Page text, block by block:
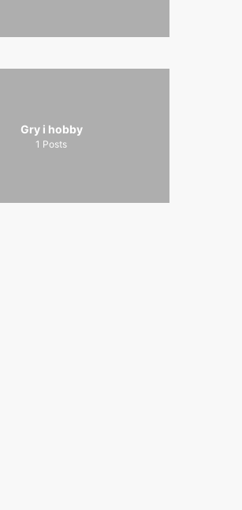
Gry i hobby
1 Posts